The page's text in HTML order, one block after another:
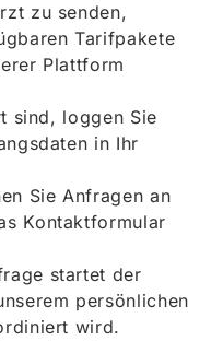
zu senden,
Tarifpakete
Plattform
sind, loggen Sie
in Ihr
Sie Anfragen an
Kontaktformular
startet der
persönlichen
wird.